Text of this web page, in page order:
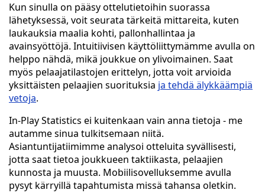
Kun sinulla on pääsy ottelutietoihin suorassa
lähetyksessä, voit seurata tärkeitä mittareita, kuten
laukauksia maalia kohti, pallonhallintaa ja
avainsyöttöjä. Intuitiivisen käyttöliittymämme avulla on
helppo nähdä, mikä joukkue on ylivoimainen. Saat
myös pelaajatilastojen erittelyn, jotta voit arvioida
yksittäisten pelaajien suorituksia ja tehdä älykkäämpiä
vetoja.
In-Play Statistics ei kuitenkaan vain anna tietoja - me
autamme sinua tulkitsemaan niitä.
Asiantuntijatiimimme analysoi otteluita syvällisesti,
jotta saat tietoa joukkueen taktiikasta, pelaajien
kunnosta ja muusta. Mobiilisovelluksemme avulla
pysyt kärryillä tapahtumista missä tahansa oletkin.